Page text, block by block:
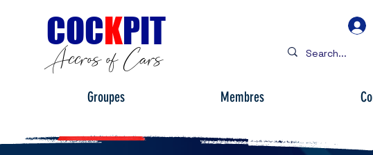
COCKPIT
Accros of Cars
Groupes Membres